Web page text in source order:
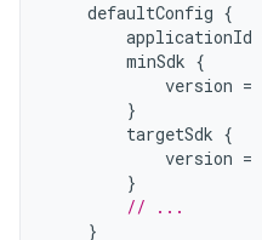
defaultConfig {
applicationId
minSdk {
version =
}
targetSdk {
version =
}
// ...
}